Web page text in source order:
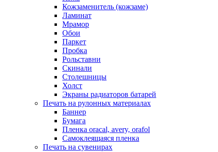
Кожзаменитель (кожзаме)
Ламинат
Мрамор
Обои
Паркет
Пробка
Рольставни
Скинали
Столешницы
Холст
Экраны радиаторов батарей
Печать на рулонных материалах
Баннер
Бумага
Пленка oracal, avery, orafol
Самоклеящаяся пленка
Печать на сувенирах